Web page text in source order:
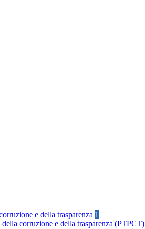
e della trasparenza 1
corruzione e della trasparenza (PTPCT)